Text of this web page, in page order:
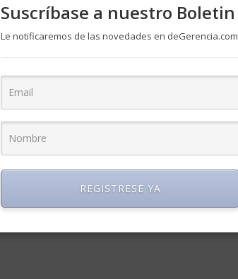
Suscríbase a nuestro Boletin
Le notificaremos de las novedades en deGerencia.com
REGISTRESE YA